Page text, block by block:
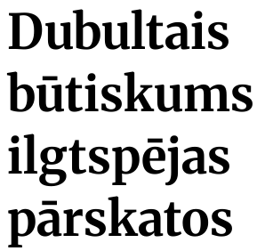
Dubultais
būtiskums
ilgtspējas
pārskatos